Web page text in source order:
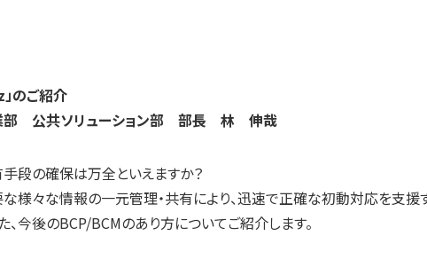
のご紹介
部 公共ソリューション部 部長 林 伸哉
段の確保は万全といえますか？
様々な情報の一元管理・共有により、迅速で正確な初動対応を支援
今後のBCP/BCMのあり方についてご紹介します。